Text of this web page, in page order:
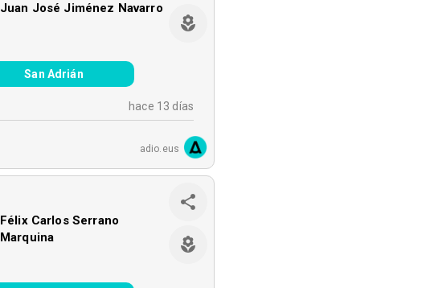
Juan José Jiménez Navarro
San Adrián
hace 13 días
adio.eus
Félix Carlos Serrano
Marquina